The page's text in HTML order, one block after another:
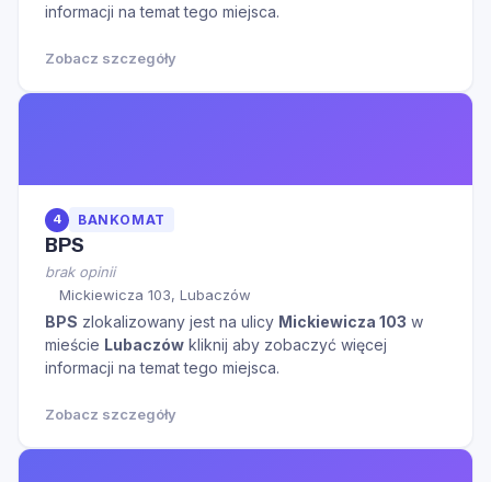
informacji na temat tego miejsca.
Zobacz szczegóły
4 BANKOMAT
BPS
brak opinii
Mickiewicza 103, Lubaczów
BPS zlokalizowany jest na ulicy Mickiewicza 103 w
mieście Lubaczów kliknij aby zobaczyć więcej
informacji na temat tego miejsca.
Zobacz szczegóły